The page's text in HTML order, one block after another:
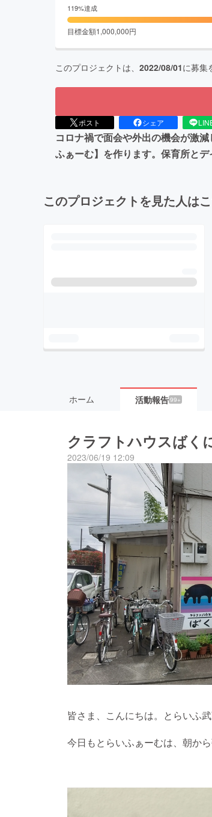
119%達成
目標金額1,000,000円
このプロジェクトは、 2022/08/01に募集
ポスト シェア
コロナ禍で面会や外出の機会が激
ふぁーむ】を作ります。保育所と
このプロジェクトを見た人は
ホーム 活動報告99+
クラフトハウスばく
2023/06/19 12:09
皆さま、こんにちは。とらいふ
今日もとらいふぁーむは、朝か